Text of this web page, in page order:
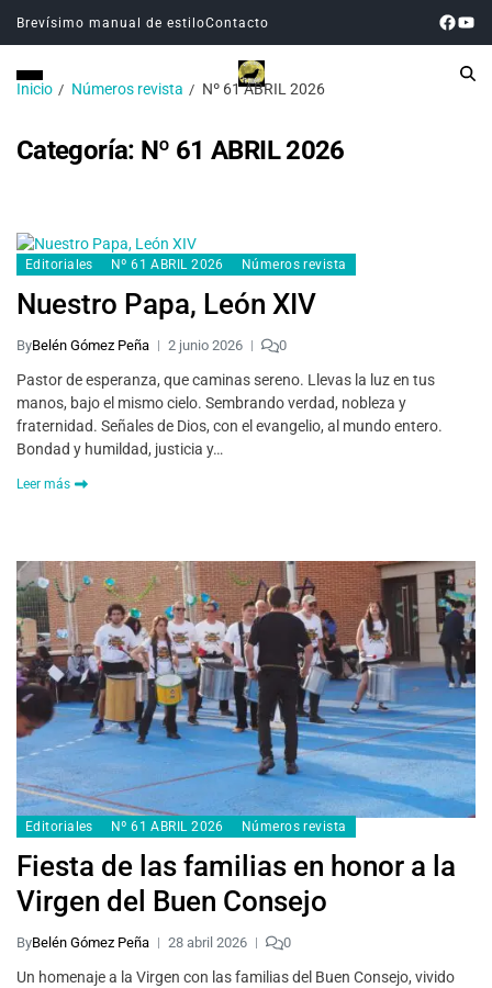
Brevísimo manual de estiloContacto
Inicio Números revista Nº 61 ABRIL 2026
Categoría: Nº 61 ABRIL 2026
Editoriales Nº 61 ABRIL 2026 Números revista
Nuestro Papa, León XIV
ByBelén Gómez Peña 2 junio 2026 0
Pastor de esperanza, que caminas sereno. Llevas la luz en tus
manos, bajo el mismo cielo. Sembrando verdad, nobleza y
fraternidad. Señales de Dios, con el evangelio, al mundo entero.
Bondad y humildad, justicia y…
Leer más
Editoriales Nº 61 ABRIL 2026 Números revista
Fiesta de las familias en honor a la
Virgen del Buen Consejo
ByBelén Gómez Peña 28 abril 2026 0
Un homenaje a la Virgen con las familias del Buen Consejo, vivido